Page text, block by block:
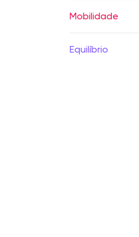
Mobilidade
Equilíbrio